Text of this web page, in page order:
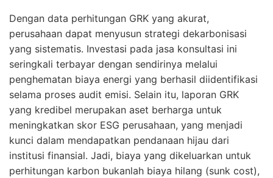
Dengan data perhitungan GRK yang akurat,
perusahaan dapat menyusun strategi dekarbonisasi
yang sistematis. Investasi pada jasa konsultasi ini
seringkali terbayar dengan sendirinya melalui
penghematan biaya energi yang berhasil diidentifikasi
selama proses audit emisi. Selain itu, laporan GRK
yang kredibel merupakan aset berharga untuk
meningkatkan skor ESG perusahaan, yang menjadi
kunci dalam mendapatkan pendanaan hijau dari
institusi finansial. Jadi, biaya yang dikeluarkan untuk
perhitungan karbon bukanlah biaya hilang (sunk cost),